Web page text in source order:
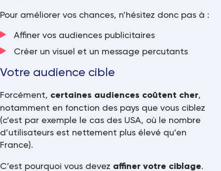
Pour améliorer vos chances, n’hésitez donc pas à :
Affiner vos audiences publicitaires
Créer un visuel et un message percutants
Votre audience cible
Forcément, certaines audiences coûtent cher,
notamment en fonction des pays que vous ciblez
(c’est par exemple le cas des USA, où le nombre
d’utilisateurs est nettement plus élevé qu’en
France).
C’est pourquoi vous devez affiner votre ciblage.